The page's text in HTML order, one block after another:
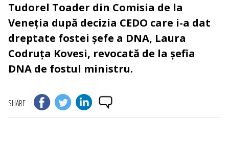
Tudorel Toader din Comisia de la
Veneția după decizia CEDO care i-a dat
dreptate fostei șefe a DNA, Laura
Codruța Kovesi, revocată de la șefia
DNA de fostul ministru.
SHARE